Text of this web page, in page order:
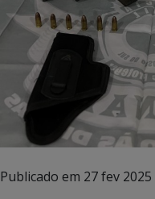
Publicado em 27 fev 2025